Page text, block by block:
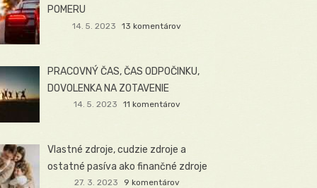
POMERU
14. 5. 2023 13 komentárov
PRACOVNÝ ČAS, ČAS ODPOČINKU,
DOVOLENKA NA ZOTAVENIE
14. 5. 2023 11 komentárov
Vlastné zdroje, cudzie zdroje a
ostatné pasíva ako finančné zdroje
27. 3. 2023 9 komentárov